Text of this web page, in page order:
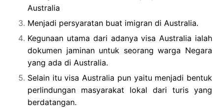
Australia
Menjadi persyaratan buat imigran di Australia.
Kegunaan utama dari adanya visa Australia ialah
dokumen jaminan untuk seorang warga Negara
yang ada di Australia.
Selain itu visa Australia pun yaitu menjadi bentuk
perlindungan masyarakat lokal dari turis yang
berdatangan.